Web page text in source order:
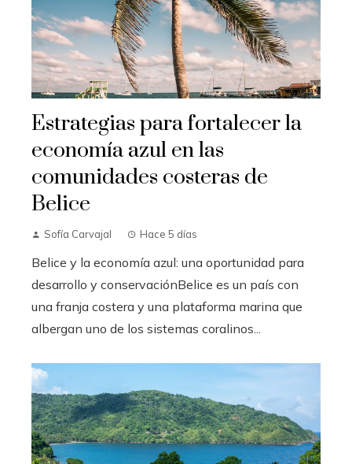
Estrategias para fortalecer la
economía azul en las
comunidades costeras de
Belice
Sofía Carvajal Hace 5 días
Belice y la economía azul: una oportunidad para
desarrollo y conservaciónBelice es un país con
una franja costera y una plataforma marina que
albergan uno de los sistemas coralinos...